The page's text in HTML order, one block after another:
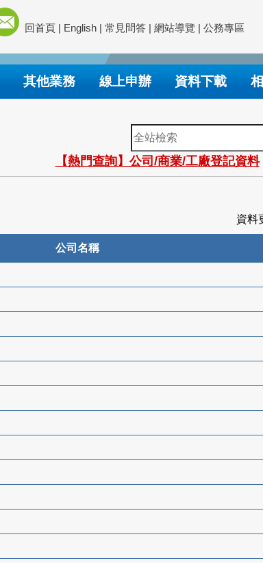
回首頁 | English | 常見問答 | 網站導覽 | 公務專區
其他業務 線上申辦 資料下載
全
站
檢
索
【熱門查詢】公司/商業/工廠登記資料
資料
公司名稱